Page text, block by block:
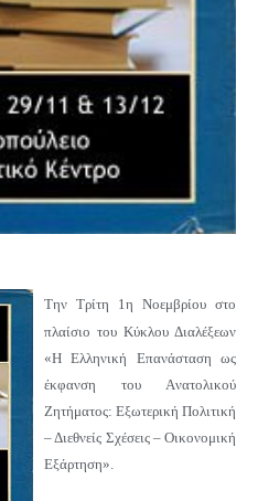
Την Τρίτη 1η Νοεμβρίου στο
πλαίσιο του Κύκλου Διαλέξεων
«Η Ελληνική Επανάσταση ως
έκφανση του Aνατολικού
Zητήματος: Εξωτερική Πολιτική
– Διεθνείς Σχέσεις – Οικονομική
Εξάρτηση».